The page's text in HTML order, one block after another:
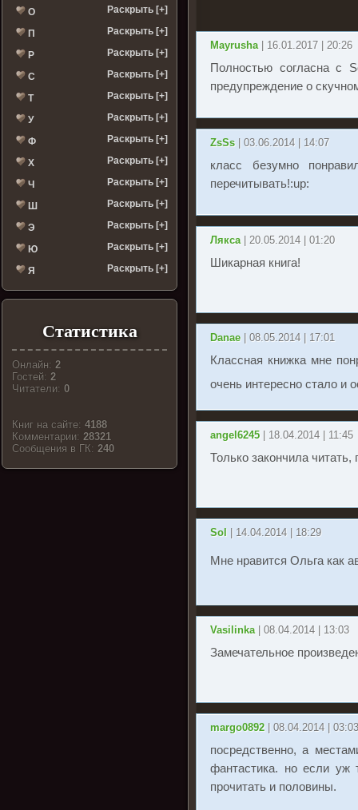
О Раскрыть [+]
П Раскрыть [+]
Р Раскрыть [+]
С Раскрыть [+]
Т Раскрыть [+]
У Раскрыть [+]
Ф Раскрыть [+]
Х Раскрыть [+]
Ч Раскрыть [+]
Ш Раскрыть [+]
Э Раскрыть [+]
Ю Раскрыть [+]
Я Раскрыть [+]
Статистика
Онлайн:2
Гостей:2
Читатели:0
Книг на сайте:4188
Комментарии:28321
Cообщения в ГК:240
Mayrusha | 16.01.2017 | 20:26
Полностью согласна с
предупреждение о
ZsSs | 03.06.2014 | 14:07
класс безумно
перечитывать!:up:
Лякса | 20.05.2014 | 01:20
Шикарная книга!
Danae | 08.05.2014 | 17:01
Классная книжка мне
очень интересно стало и
angel6245 | 18.04.2014 | 11:45
Только закончила
Sol | 14.04.2014 | 18:29
Мне нравится Ольга как
Vasilinka | 08.04.2014 | 13:03
Замечательное
margo0892 | 08.04.2014 |
посредственно, а
фантастика. но если уж
прочитать и половины.